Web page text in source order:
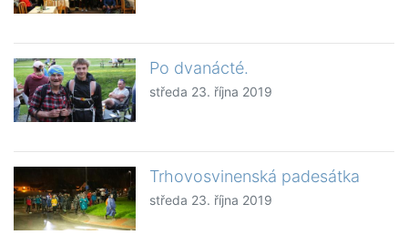
Po dvanácté.
středa 23. října 2019
Trhovosvinenská padesátka
středa 23. října 2019